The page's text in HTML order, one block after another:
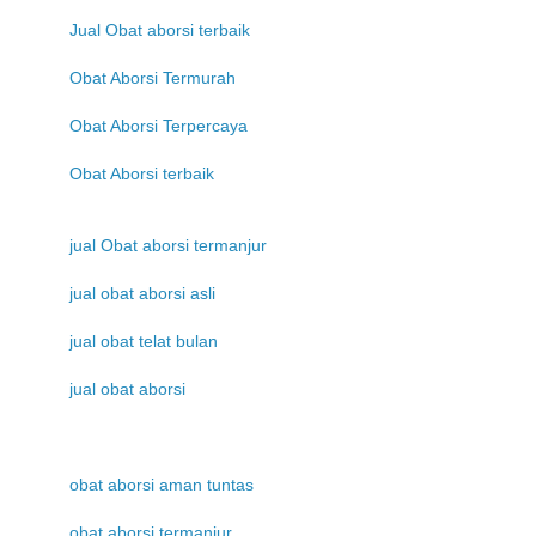
Jual Obat aborsi terbaik
Obat Aborsi Termurah
Obat Aborsi Terpercaya
Obat Aborsi terbaik
jual Obat aborsi termanjur
jual obat aborsi asli
jual obat telat bulan
jual obat aborsi
obat aborsi aman tuntas